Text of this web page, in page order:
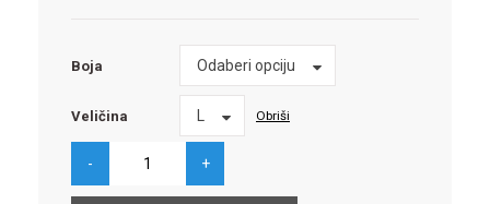
Boja Odaberi opciju
Boja
Veličina L
Veličina Obriši